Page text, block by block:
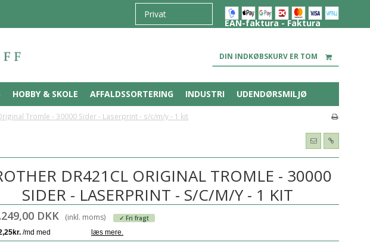
EAN-faktura - Faktura
DIN INDKØBSKURV ER TOM
HOBBY & SKOLE AFFALDSSORTERING INDUSTRI UDENDØRSMILJØ
Tromle - 30000 Sider - Laserprint - s/c/m/y - 1 kit
DR421CL ORIGINAL TROMLE - 30000
SIDER - LASERPRINT - S/C/M/Y - 1 KIT
DKK (inkl. moms) ✓ Fri fragt